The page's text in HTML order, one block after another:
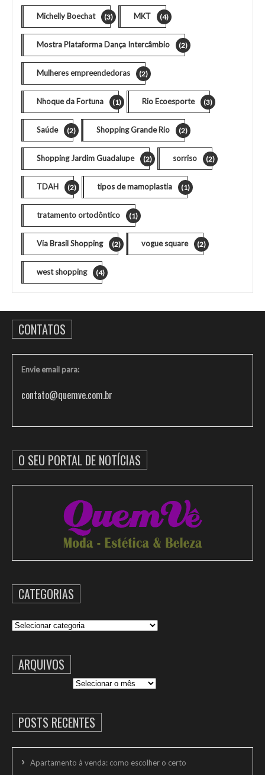
Michelly Boechat (3) MKT (4)
Mostra Plataforma Dança Intercâmbio (2)
Mulheres empreendedoras (2)
Nhoque da Fortuna (1) Rio Ecoesporte (3)
Saúde (2) Shopping Grande Rio (2)
Shopping Jardim Guadalupe (2) sorriso (2)
TDAH (2) tipos de mamoplastia (1)
tratamento ortodôntico (1)
Via Brasil Shopping (2) vogue square (2)
west shopping (4)
CONTATOS
Envie email para:
contato@quemve.com.br
O SEU PORTAL DE NOTÍCIAS
CATEGORIAS
Categorias
ARQUIVOS
POSTS RECENTES
Apartamento à venda: como escolher o certo